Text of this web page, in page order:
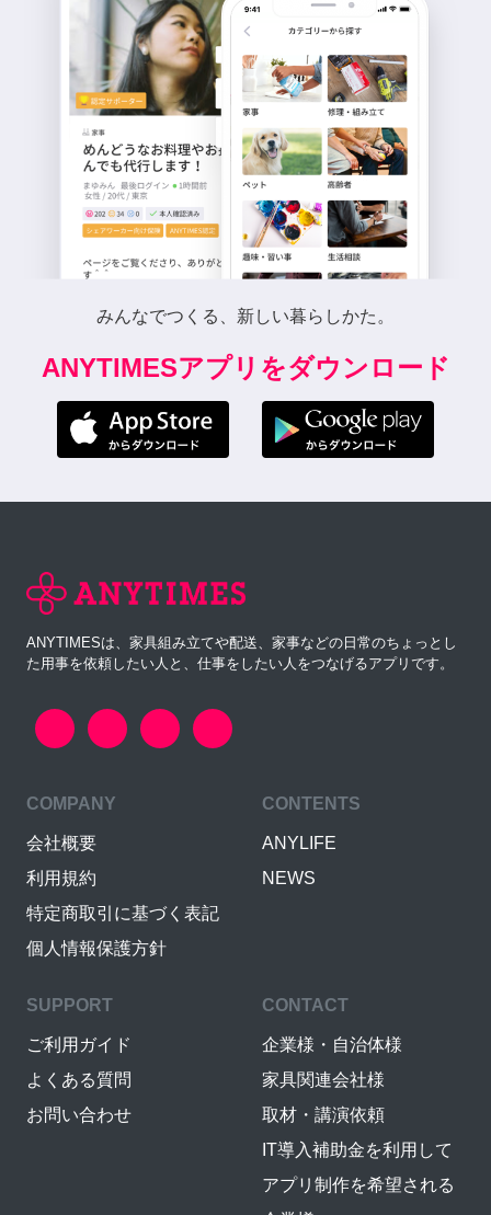
みんなでつくる、新しい暮らしかた。
ANYTIMESアプリをダウンロード
ANYTIMESは、家具組み立てや配送、家事などの日常のちょっとし
た用事を依頼したい人と、仕事をしたい人をつなげるアプリです。
COMPANY
会社概要
利用規約
特定商取引に基づく表記
個人情報保護方針
CONTENTS
ANYLIFE
NEWS
SUPPORT
ご利用ガイド
よくある質問
お問い合わせ
CONTACT
企業様・自治体様
家具関連会社様
取材・講演依頼
IT導入補助金を利用して
アプリ制作を希望される